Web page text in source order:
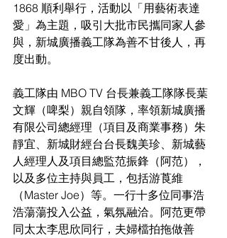
1868 順利舉行，活動以「用藝術表達
愛」為主題，吸引大批市民攜同家人參
與，新城廣播義工隊為善不甘後人，再
度出動。
義工隊由 MBO TV 台長兼義工隊隊長葉
文輝（啤梨）親自領隊，率領新城廣播
有限公司總經理（項目及商業事務）朱
靜宜、新城財經台台長魏美珍、新城藝
人經理人及項目總監范振鋒（阿范），
以及多位主持與員工，包括游莨維
（Master Joe）等。一行十多位同事浩
浩蕩蕩投入公益，氣氛融洽。阿范更帶
同太太李思欣同行，夫婦檔拍拖做善